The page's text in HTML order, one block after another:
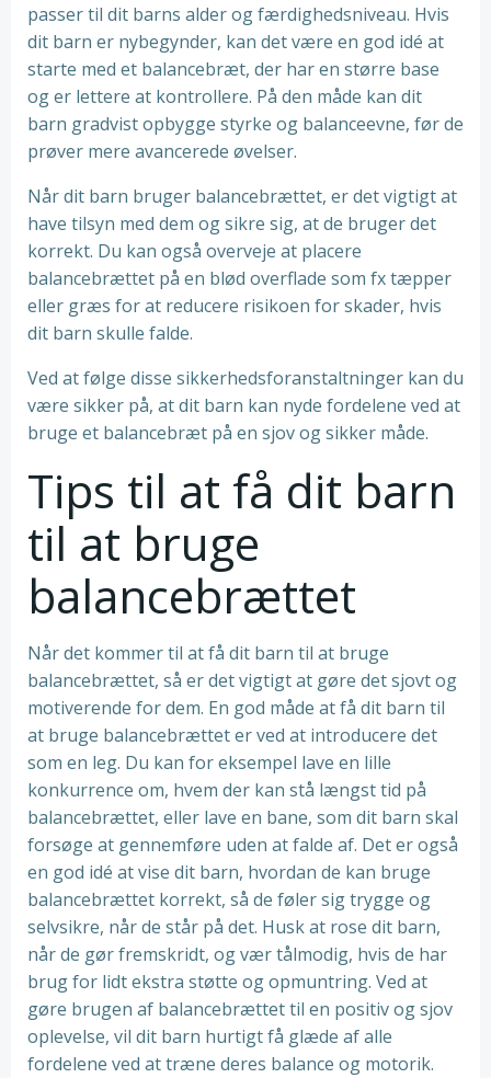
passer til dit barns alder og færdighedsniveau. Hvis
dit barn er nybegynder, kan det være en god idé at
starte med et balancebræt, der har en større base
og er lettere at kontrollere. På den måde kan dit
barn gradvist opbygge styrke og balanceevne, før de
prøver mere avancerede øvelser.
Når dit barn bruger balancebrættet, er det vigtigt at
have tilsyn med dem og sikre sig, at de bruger det
korrekt. Du kan også overveje at placere
balancebrættet på en blød overflade som fx tæpper
eller græs for at reducere risikoen for skader, hvis
dit barn skulle falde.
Ved at følge disse sikkerhedsforanstaltninger kan du
være sikker på, at dit barn kan nyde fordelene ved at
bruge et balancebræt på en sjov og sikker måde.
Tips til at få dit barn
til at bruge
balancebrættet
Når det kommer til at få dit barn til at bruge
balancebrættet, så er det vigtigt at gøre det sjovt og
motiverende for dem. En god måde at få dit barn til
at bruge balancebrættet er ved at introducere det
som en leg. Du kan for eksempel lave en lille
konkurrence om, hvem der kan stå længst tid på
balancebrættet, eller lave en bane, som dit barn skal
forsøge at gennemføre uden at falde af. Det er også
en god idé at vise dit barn, hvordan de kan bruge
balancebrættet korrekt, så de føler sig trygge og
selvsikre, når de står på det. Husk at rose dit barn,
når de gør fremskridt, og vær tålmodig, hvis de har
brug for lidt ekstra støtte og opmuntring. Ved at
gøre brugen af balancebrættet til en positiv og sjov
oplevelse, vil dit barn hurtigt få glæde af alle
fordelene ved at træne deres balance og motorik.